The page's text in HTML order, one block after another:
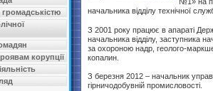
громадськістю
корупції
начальника відділу технічної
З 2001 року працює в апараті
начальника відділу, заступника
за охороною надр, геолого-
копалин.
З березня 2012 – начальник
гірничодобувній промисловості.